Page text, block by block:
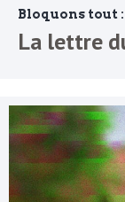
Bloquons tout :
La lettre